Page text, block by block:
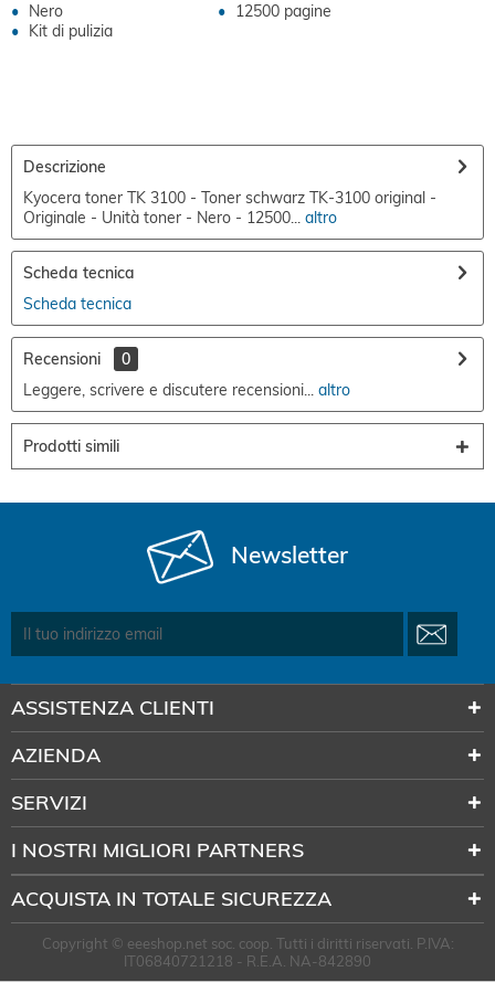
Nero
12500 pagine
Kit di pulizia
Descrizione
Kyocera toner TK 3100 - Toner schwarz TK-3100 original -
Originale - Unità toner - Nero - 12500... altro
Scheda tecnica
Scheda tecnica
Recensioni
0
Leggere, scrivere e discutere recensioni... altro
Prodotti simili
Newsletter
ASSISTENZA CLIENTI
AZIENDA
SERVIZI
I NOSTRI MIGLIORI PARTNERS
ACQUISTA IN TOTALE SICUREZZA
Copyright © eeeshop.net soc. coop. Tutti i diritti riservati. P.IVA:
IT06840721218 - R.E.A. NA-842890